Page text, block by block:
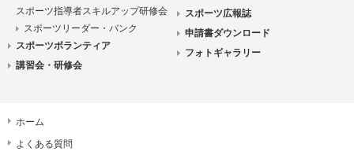
スポーツ指導者スキルアップ研修会
スポーツリーダー・バンク
スポーツボランティア
講習会・研修会
スポーツ広報誌
申請書ダウンロード
フォトギャラリー
ホーム
よくある質問